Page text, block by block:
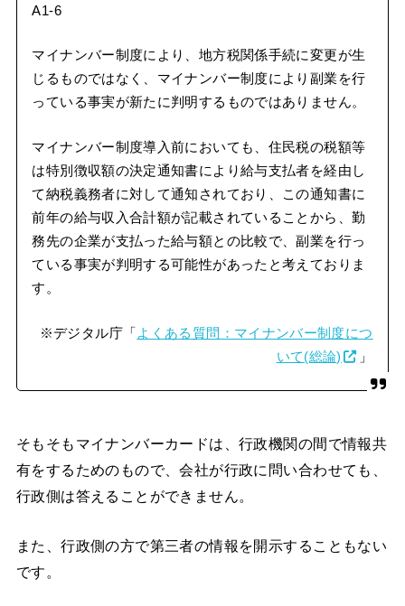
A1-6
マイナンバー制度により、地方税関係手続に変更が生
じるものではなく、マイナンバー制度により副業を行
っている事実が新たに判明するものではありません。
マイナンバー制度導入前においても、住民税の税額等
は特別徴収額の決定通知書により給与支払者を経由し
て納税義務者に対して通知されており、この通知書に
前年の給与収入合計額が記載されていることから、勤
務先の企業が支払った給与額との比較で、副業を行っ
ている事実が判明する可能性があったと考えておりま
す。
※デジタル庁「 よくある質問：マイナンバー制度につ
いて(総論)
」
そもそもマイナンバーカードは、行政機関の間で情報共
有をするためのもので、会社が行政に問い合わせても、
行政側は答えることができません。
また、行政側の方で第三者の情報を開示することもない
です。